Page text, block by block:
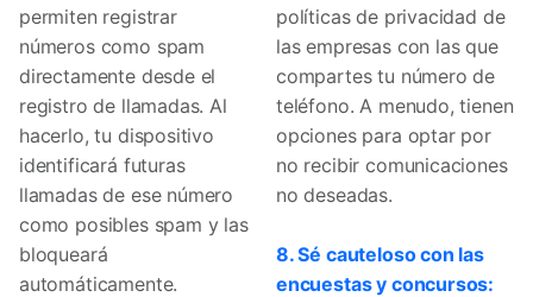
permiten registrar
números como spam
directamente desde el
registro de llamadas. Al
hacerlo, tu dispositivo
identificará futuras
llamadas de ese número
como posibles spam y las
bloqueará
automáticamente.
políticas de privacidad de
las empresas con las que
compartes tu número de
teléfono. A menudo, tienen
opciones para optar por
no recibir comunicaciones
no deseadas.
8. Sé cauteloso con las
encuestas y concursos: